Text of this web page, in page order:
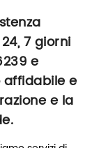
7 giorni
e
e
e la